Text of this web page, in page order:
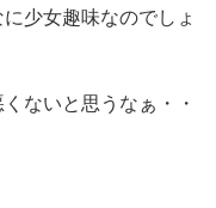
少女趣味なのでしょ
ないと思うなぁ・・